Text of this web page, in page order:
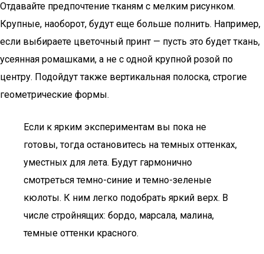
Отдавайте предпочтение тканям с мелким рисунком.
Крупные, наоборот, будут еще больше полнить. Например,
если выбираете цветочный принт — пусть это будет ткань,
усеянная ромашками, а не с одной крупной розой по
центру. Подойдут также вертикальная полоска, строгие
геометрические формы.
Если к ярким экспериментам вы пока не
готовы, тогда остановитесь на темных оттенках,
уместных для лета. Будут гармонично
смотреться темно-синие и темно-зеленые
кюлоты. К ним легко подобрать яркий верх. В
числе стройнящих: бордо, марсала, малина,
темные оттенки красного.